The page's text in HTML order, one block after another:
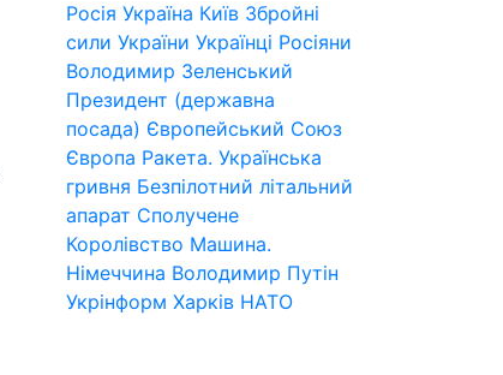
Росія Україна Київ Збройні
сили України Українці Росіяни
Володимир Зеленський
Президент (державна
посада) Європейський Союз
Європа Ракета. Українська
гривня Безпілотний літальний
апарат Сполучене
Королівство Машина.
Німеччина Володимир Путін
Укрінформ Харків НАТО